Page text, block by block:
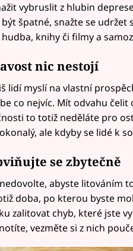
vybruslit z hlubin
být špatné, snažte se
hudba, knihy či filmy a
nic nestojí
lidí myslí na vlastní
co nejvíc. Mít odvahu
to totiž neděláte pro
ale kdyby se lidé k
se zbytečně
abyste litováním
doba, po kterou byste
zalitovat chyb, které jste
vezměte si z nich